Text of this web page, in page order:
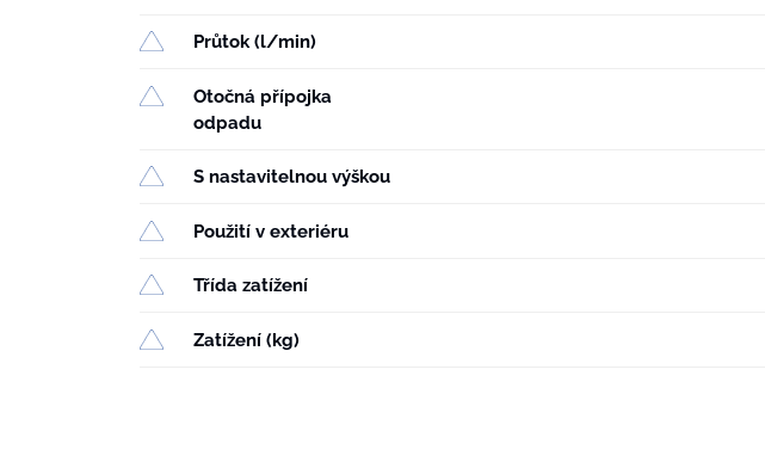
Průtok (l/min)
Otočná přípojka
odpadu
S nastavitelnou výškou
Použití v exteriéru
Třída zatížení
Zatížení (kg)